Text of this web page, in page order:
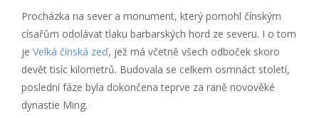
Procházka na sever a monument, který pomohl čínským
císařům odolávat tlaku barbarských hord ze severu. I o tom
je Velká čínská zeď, jež má včetně všech odboček skoro
devět tisíc kilometrů. Budovala se celkem osmnáct století,
poslední fáze byla dokončena teprve za raně novověké
dynastie Ming.